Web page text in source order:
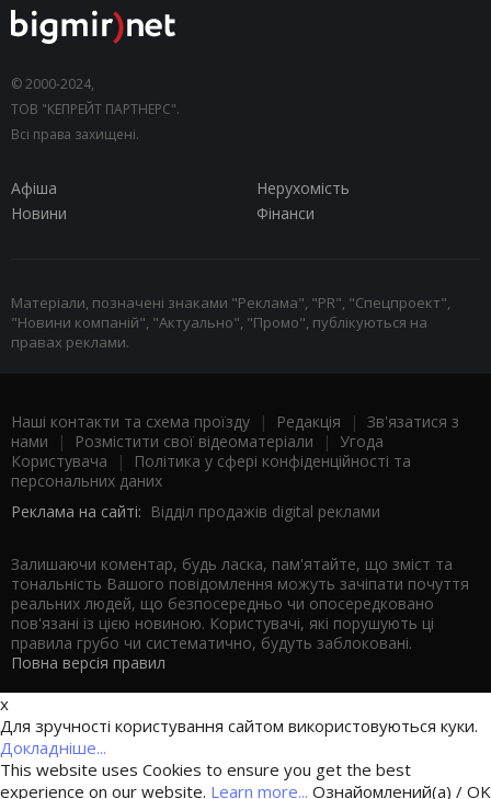
© 2000-2024,
ТОВ "КЕПРЕЙТ ПАРТНЕРС".
Всі права захищені.
Афіша
Нерухомість
Новини
Фінанси
Матеріали, позначені знаками "Реклама", "PR", "Спецпроект",
"Новини компаній", "Актуально", "Промо", публікуються на
правах реклами.
Наші контакти та схема проїзду | Редакція | Зв'язатися з
нами | Розмістити свої відеоматеріали | Угода
Користувача |
Політика у сфері конфіденційності та
персональних даних
Реклама на сайті: Відділ продажів digital реклами
Залишаючи коментар, будь ласка, пам'ятайте, що зміст та
тональність Вашого повідомлення можуть зачіпати почуття
реальних людей, що безпосередньо чи опосередковано
пов'язані із цією новиною. Користувачі, які порушують ці
правила грубо чи систематично, будуть заблоковані.
Повна версія правил
x
Для зручності користування сайтом використовуються куки.
Докладніше...
This website uses Cookies to ensure you get the best
experience on our website. Learn more... Ознайомлений(а) / OK